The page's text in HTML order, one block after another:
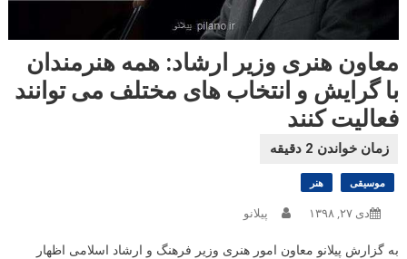
معاون هنری وزیر ارشاد: همه هنرمندان
با گرایش و انتخاب های مختلف می توانند
فعالیت کنند
موسیقی هنر
دی ۲۷, ۱۳۹۸ پیلانو
به گزارش پیلانو معاون امور هنری وزیر فرهنگ و ارشاد اسلامی اظهار